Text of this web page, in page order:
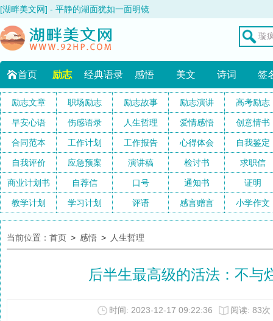
[湖畔美文网] - 平静的湖面犹如一面明镜
首页 励志 经典语录 感悟 美文 诗词 签
励志文章 职场励志 励志故事 励志演讲 高考励志
早安心语 伤感语录 人生哲理 爱情感悟 创意情书
合同范本 工作计划 工作报告 心得体会 自我鉴定
自我评价 应急预案 演讲稿 检讨书 求职信
商业计划书 自荐信 口号 通知书 证明
教学计划 学习计划 评语 感言赠言 小学作文
当前位置： 首页 > 感悟 > 人生哲理
后半生最高级的活法：不与
时间: 2023-12-17 09:22:36 阅读: 83次